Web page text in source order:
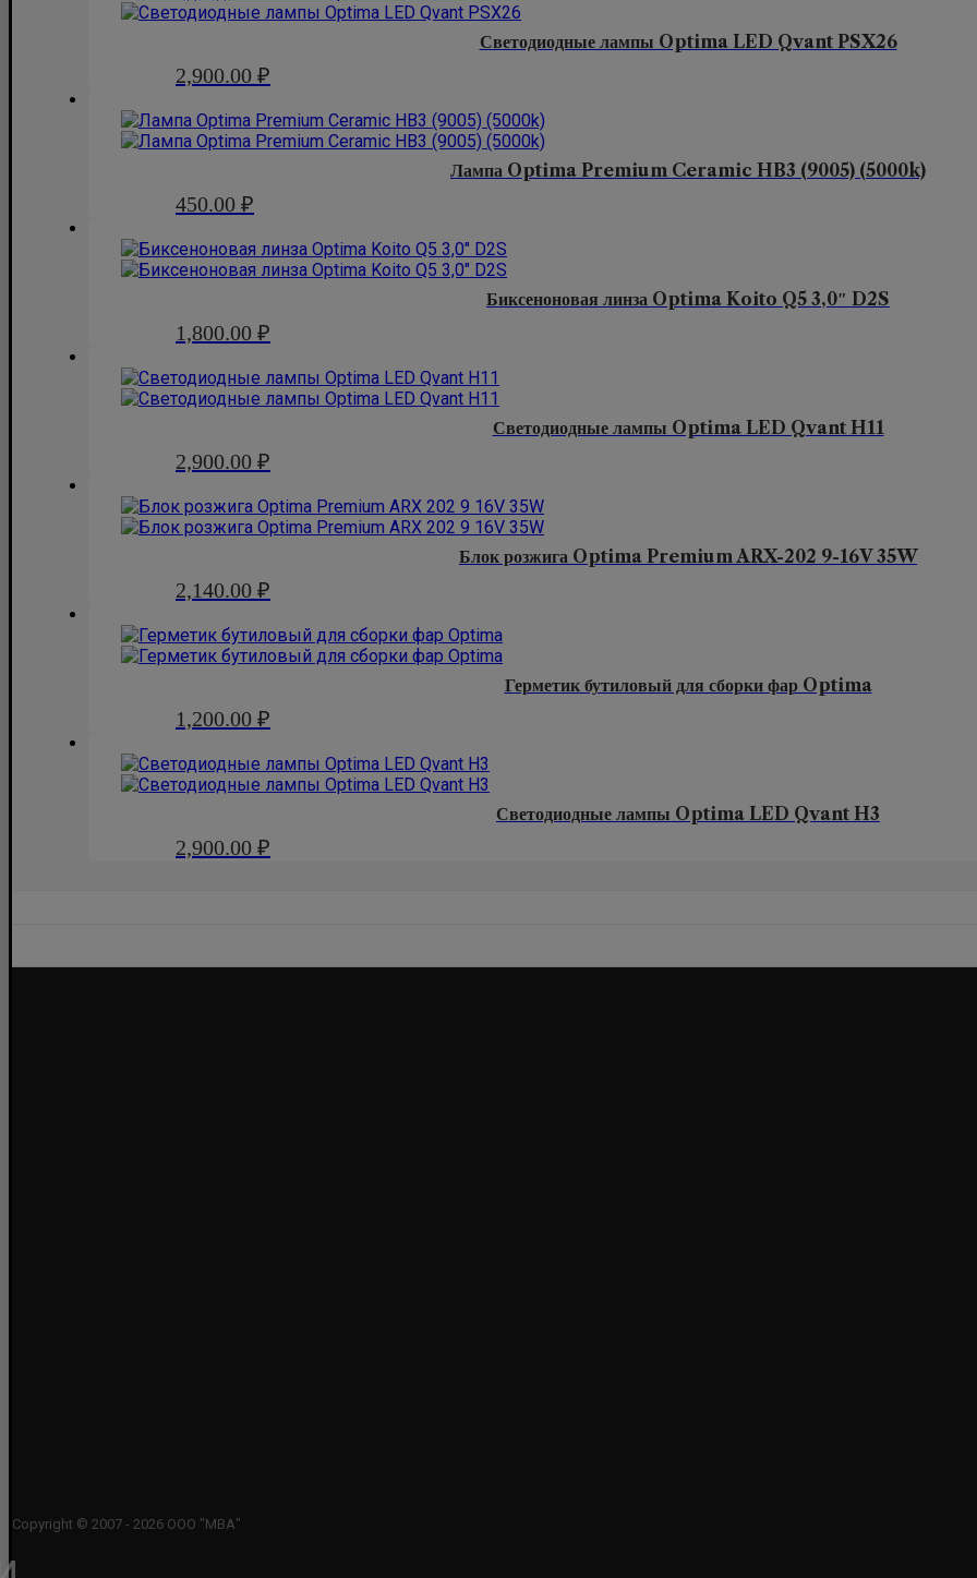
Светодиодные лампы Optima LED Qvant PSX26
2,900.00 ₽
Лампа Optima Premium Ceramic HB3 (9005) (5000k)
450.00 ₽
Биксеноновая линза Optima Koito Q5 3,0″ D2S
1,800.00 ₽
Светодиодные лампы Optima LED Qvant H11
2,900.00 ₽
Блок розжига Optima Premium ARX-202 9-16V 35W
2,140.00 ₽
Герметик бутиловый для сборки фар Optima
1,200.00 ₽
Светодиодные лампы Optima LED Qvant H3
2,900.00 ₽
Copyright © 2007 - 2026 ООО "МВА"